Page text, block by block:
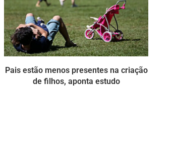
Pais estão menos presentes na criação
de filhos, aponta estudo